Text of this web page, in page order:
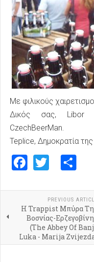
Με φιλικούς
Δικός σας, Libor
CzechBeerMan.
Teplice, Δημοκρατία
Facebook
Twitter
PREVIOUS
Η Trappist Μπύρα
Βοσνίας-
(The Abbey Of
Luka - Marija